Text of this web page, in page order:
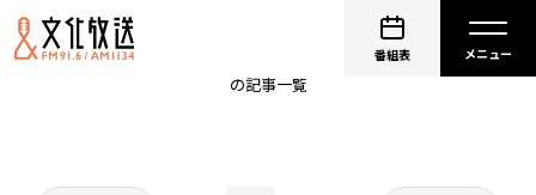
番組表
の記事一覧